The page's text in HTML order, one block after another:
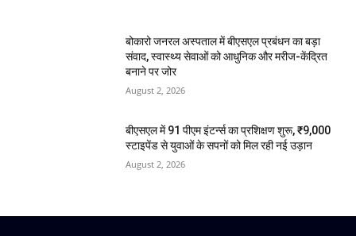
बोकारो जनरल अस्पताल में बीएसएल प्रबंधन का बड़ा
संवाद, स्वास्थ्य सेवाओं को आधुनिक और मरीज-केंद्रित
बनाने पर जोर
August 2, 2026
बीएसएल में 91 पीएम इंटर्न्स का प्रशिक्षण शुरू, ₹9,000
स्टाइपेंड से युवाओं के सपनों को मिल रही नई उड़ान
August 2, 2026